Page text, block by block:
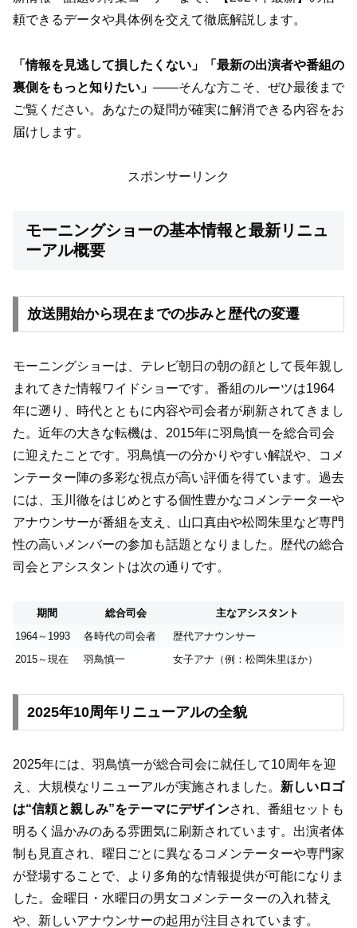
頼できるデータや具体例を交えて徹底解説します。
「情報を見逃して損したくない」「最新の出演者や番組の
裏側をもっと知りたい」 ――そんな方こそ、ぜひ最後まで
ご覧ください。あなたの疑問が確実に解消できる内容をお
届けします。
スポンサーリンク
モーニングショーの基本情報と最新リニュ
ーアル概要
放送開始から現在までの歩みと歴代の変遷
モーニングショーは、テレビ朝日の朝の顔として長年親し
まれてきた情報ワイドショーです。番組のルーツは1964
年に遡り、時代とともに内容や司会者が刷新されてきまし
た。近年の大きな転機は、2015年に羽鳥慎一を総合司会
に迎えたことです。羽鳥慎一の分かりやすい解説や、コメ
ンテーター陣の多彩な視点が高い評価を得ています。過去
には、玉川徹をはじめとする個性豊かなコメンテーターや
アナウンサーが番組を支え、山口真由や松岡朱里など専門
性の高いメンバーの参加も話題となりました。歴代の総合
司会とアシスタントは次の通りです。
期間 総合司会
主なアシスタント
1964～1993
各時代の司会者
歴代アナウンサー
2015～現在
羽鳥慎一 女子アナ（例：松岡朱里ほか）
2025年10周年リニューアルの全貌
2025年には、羽鳥慎一が総合司会に就任して10周年を迎
え、大規模なリニューアルが実施されました。 新しいロゴ
は“信頼と親しみ”をテーマにデザインされ、番組セットも
明るく温かみのある雰囲気に刷新されています。出演者体
制も見直され、曜日ごとに異なるコメンテーターや専門家
が登場することで、より多角的な情報提供が可能になりま
した。金曜日・水曜日の男女コメンテーターの入れ替え
や、新しいアナウンサーの起用が注目されています。